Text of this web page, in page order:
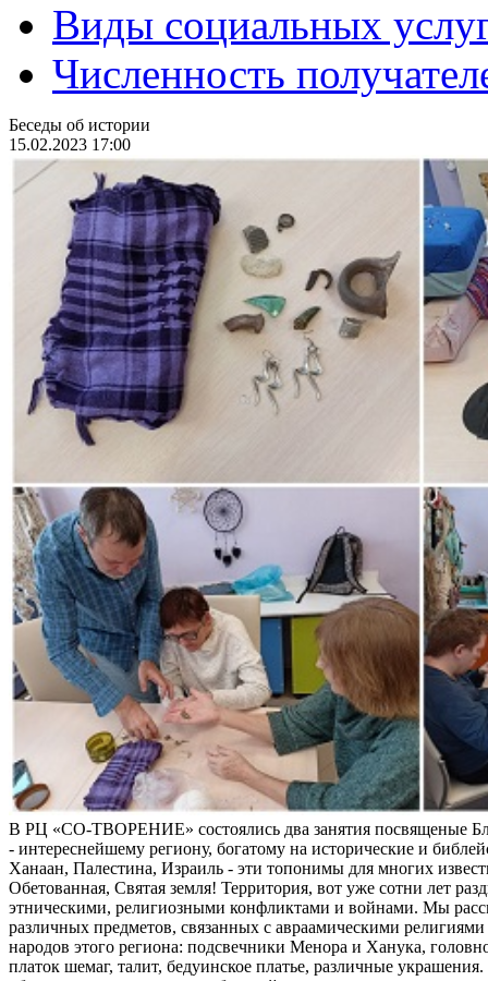
Виды социальных
Численность
Беседы об истории
15.02.2023 17:00
В РЦ «СО-ТВОРЕНИЕ» состоялись два занятия посвященые
- интереснейшему региону, богатому на исторические и
Ханаан, Палестина, Израиль - эти топонимы для многих
Обетованная, Святая земля! Территория, вот уже сотни лет
этническими, религиозными конфликтами и войнами. Мы
различных предметов, связанных с авраамическими религиями
народов этого региона: подсвечники Менора и Ханука,
платок шемаг, талит, бедуинское платье, различные